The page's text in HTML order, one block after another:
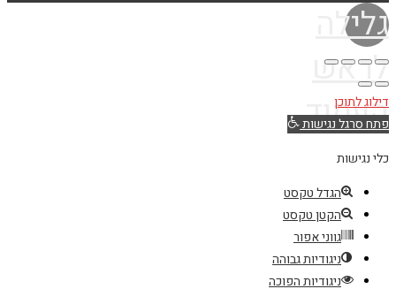
גלילה
לראש
העמוד
דילוג לתוכן
פתח סרגל נגישות
כלי נגישות
הגדל טקסט
הקטן טקסט
גווני אפור
ניגודיות גבוהה
ניגודיות הפוכה